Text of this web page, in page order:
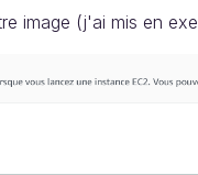
image (j'ai mis en